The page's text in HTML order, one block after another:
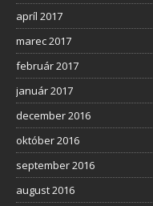
apríl 2017
marec 2017
február 2017
január 2017
december 2016
október 2016
september 2016
august 2016